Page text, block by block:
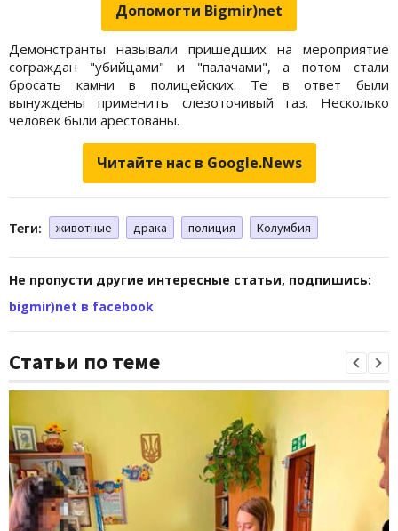
Допомогти Bigmir)net
Демонстранты называли пришедших на мероприятие
сограждан "убийцами" и "палачами", а потом стали
бросать камни в полицейских. Те в ответ были
вынуждены применить слезоточивый газ. Несколько
человек были арестованы.
Читайте нас в Google.News
Теги: животные драка полиция Колумбия
Не пропусти другие интересные статьи, подпишись:
bigmir)net в facebook
Статьи по теме